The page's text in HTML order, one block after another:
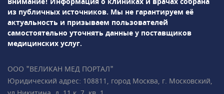
оформить медицинскую книжку.
из публичных источников. Мы не гарантируем её
актуальность и призываем пользователей
самостоятельно уточнять данные у поставщиков
медицинских услуг.
ООО "ВЕЛИКАН МЕД ПОРТАЛ"
Юридический адрес: 108811, город Москва, г. Московский,